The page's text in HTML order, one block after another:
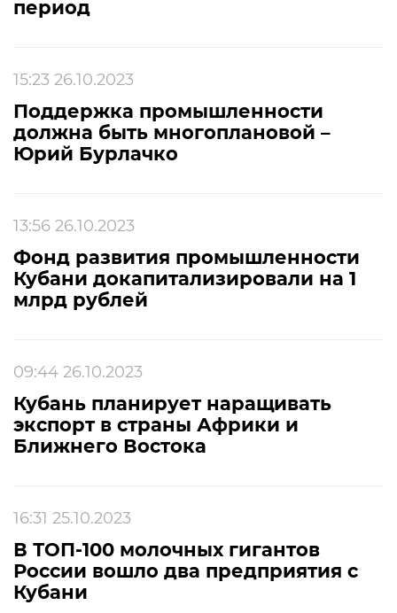
период
15:23 26.10.2023
Поддержка промышленности
должна быть многоплановой –
Юрий Бурлачко
13:56 26.10.2023
Фонд развития промышленности
Кубани докапитализировали на 1
млрд рублей
09:44 26.10.2023
Кубань планирует наращивать
экспорт в страны Африки и
Ближнего Востока
16:31 25.10.2023
В ТОП-100 молочных гигантов
России вошло два предприятия с
Кубани